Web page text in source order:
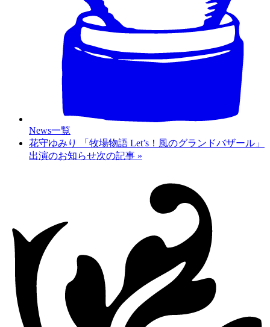
News一覧
花守ゆみり 「牧場物語 Let’s！風のグランドバザール」
出演のお知らせ次の記事 »